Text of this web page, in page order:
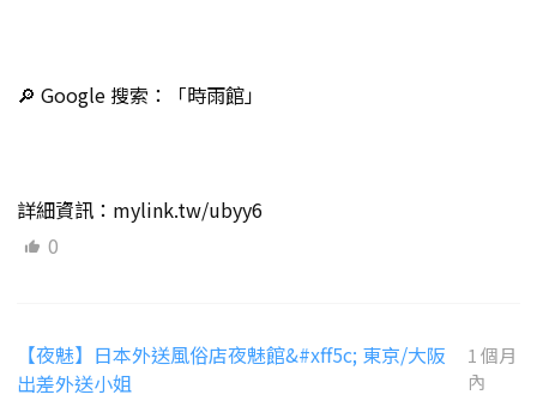
🔎 Google 搜索：「時雨館」
詳細資訊：mylink.tw/ubyy6
0
【夜魅】日本外送風俗店夜魅館&#xff5c; 東京/大阪
出差外送小姐
1 個月
內